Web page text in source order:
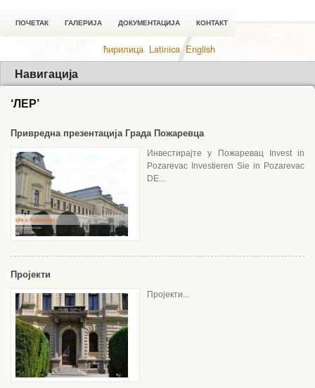
ПОЧЕТАК ГАЛЕРИЈА ДОКУМЕНТАЦИЈА КОНТАКТ
ћирилица Latinica English
Навигација
‘ЛЕР’
Привредна презентација Града Пожаревца
Инвестирајте у Пожаревац Invest in
Pozarevac Investieren Sie in Pozarevac
DE...
Пројекти
Пројекти...